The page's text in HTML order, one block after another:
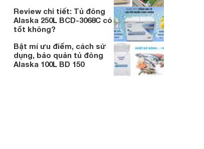
Review chi tiết: Tủ đông
Alaska 250L BCD-3068C có
tốt không?
Bật mí ưu điểm, cách sử
dụng, bảo quản tủ đông
Alaska 100L BD 150